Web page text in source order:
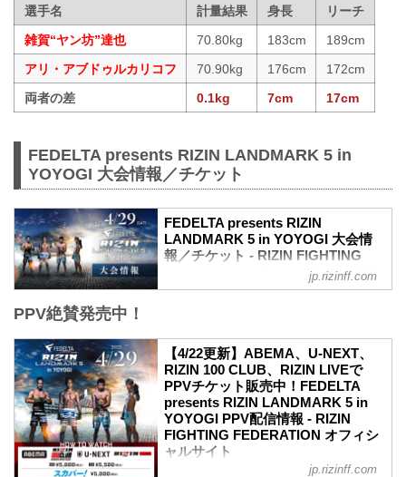
選手名 計量結果 身長
リーチ
雑賀“ヤン坊”達也
70.80kg 183cm
189cm
アリ・アブドゥルカリコフ
70.90kg 176cm
172cm
両者の差
0.1kg 7cm 17cm
FEDELTA presents RIZIN LANDMARK 5 in
YOYOGI 大会情報／チケット
FEDELTA presents RIZIN
LANDMARK 5 in YOYOGI 大会情
報／チケット - RIZIN FIGHTING
FEDERATION オフィシャルサイト
RIZIN LANDMARK 5 in YOYOGIのアウト
レット席と演出変更による増席でSRS席
の販売が決定いたしました。
販売開始：3月26日（日）10:00〜
SRS席 ※増席
アウトレットS席
アウトレットA席
【3/2更新】開催日変更のお知らせ
jp.rizinff.com
PPV絶賛発売中！
【4/22更新】ABEMA、U-NEXT、
RIZIN 100 CLUB、RIZIN LIVEで
PPVチケット販売中！FEDELTA
presents RIZIN LANDMARK 5 in
YOYOGI PPV配信情報 - RIZIN
FIGHTING FEDERATION オフィシ
ャルサイト
jp.rizinff.com